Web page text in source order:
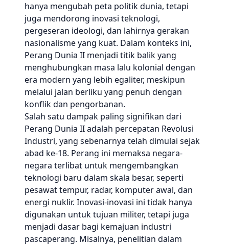
hanya mengubah peta politik dunia, tetapi
juga mendorong inovasi teknologi,
pergeseran ideologi, dan lahirnya gerakan
nasionalisme yang kuat. Dalam konteks ini,
Perang Dunia II menjadi titik balik yang
menghubungkan masa lalu kolonial dengan
era modern yang lebih egaliter, meskipun
melalui jalan berliku yang penuh dengan
konflik dan pengorbanan.
Salah satu dampak paling signifikan dari
Perang Dunia II adalah percepatan Revolusi
Industri, yang sebenarnya telah dimulai sejak
abad ke-18. Perang ini memaksa negara-
negara terlibat untuk mengembangkan
teknologi baru dalam skala besar, seperti
pesawat tempur, radar, komputer awal, dan
energi nuklir. Inovasi-inovasi ini tidak hanya
digunakan untuk tujuan militer, tetapi juga
menjadi dasar bagi kemajuan industri
pascaperang. Misalnya, penelitian dalam